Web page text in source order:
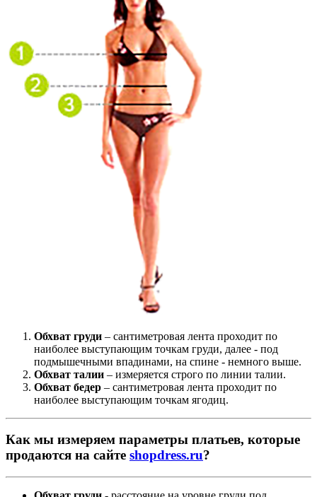
Обхват груди – сантиметровая лента проходит по
наиболее выступающим точкам груди, далее - под
подмышечными впадинами, на спине - немного выше.
Обхват талии – измеряется строго по линии талии.
Обхват бедер – сантиметровая лента проходит по
наиболее выступающим точкам ягодиц.
Как мы измеряем параметры платьев, которые
продаются на сайте shopdress.ru?